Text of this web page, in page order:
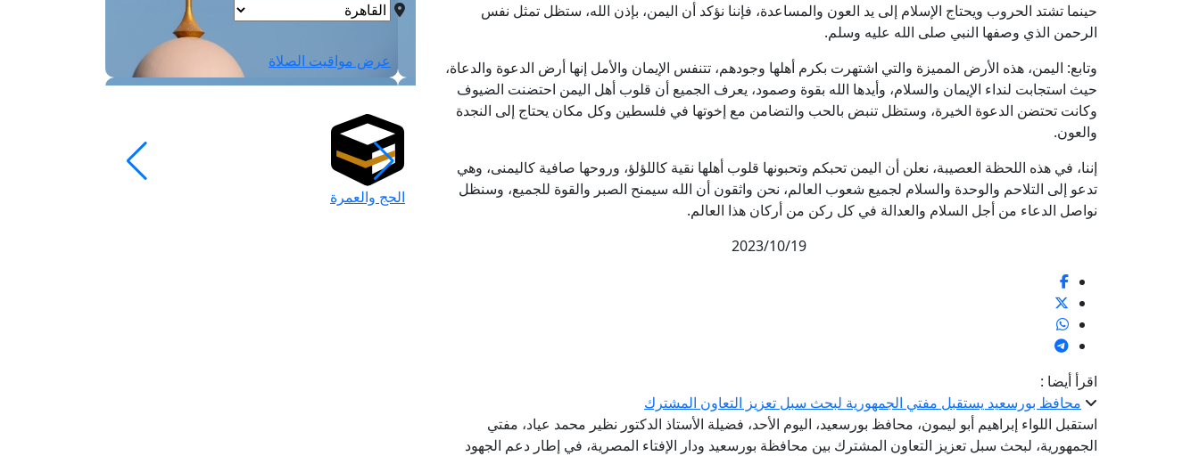
حينما تشتد الحروب ويحتاج الإسلام إلى يد العون والمساعدة، فإننا نؤكد أن اليمن، بإذن الله، ستظل تمثل نفس
الرحمن الذي وصفها النبي صلى الله عليه وسلم.
وتابع: اليمن، هذه الأرض المميزة والتي اشتهرت بكرم أهلها وجودهم، تتنفس الإيمان والأمل إنها أرض الدعوة والدعاة،
حيث استجابت لنداء الإيمان والسلام، وأيدها الله بقوة وصمود، يعرف الجميع أن قلوب أهل اليمن احتضنت الضيوف
وكانت تحتضن الدعوة الخيرة، وستظل تنبض بالحب والتضامن مع إخوتها في فلسطين وكل مكان يحتاج إلى النجدة
والعون.
إننا، في هذه اللحظة العصيبة، نعلن أن اليمن تحبكم وتحبونها قلوب أهلها نقية كاللؤلؤ، وروحها صافية كاليمنى، وهي
تدعو إلى التلاحم والوحدة والسلام لجميع شعوب العالم، نحن واثقون أن الله سيمنح الصبر والقوة للجميع، وسنظل
نواصل الدعاء من أجل السلام والعدالة في كل ركن من أركان هذا العالم.
2023/10/19
اقرأ أيضا :
محافظ بورسعيد يستقبل مفتي الجمهورية لبحث سبل تعزيز التعاون المشترك
استقبل اللواء إبراهيم أبو ليمون، محافظ بورسعيد، اليوم الأحد، فضيلة الأستاذ الدكتور نظير محمد عياد، مفتي
الجمهورية، لبحث سبل تعزيز التعاون المشترك بين محافظة بورسعيد ودار الإفتاء المصرية، في إطار دعم الجهود
عرض مواقيت الصلاة
الحج والعمرة